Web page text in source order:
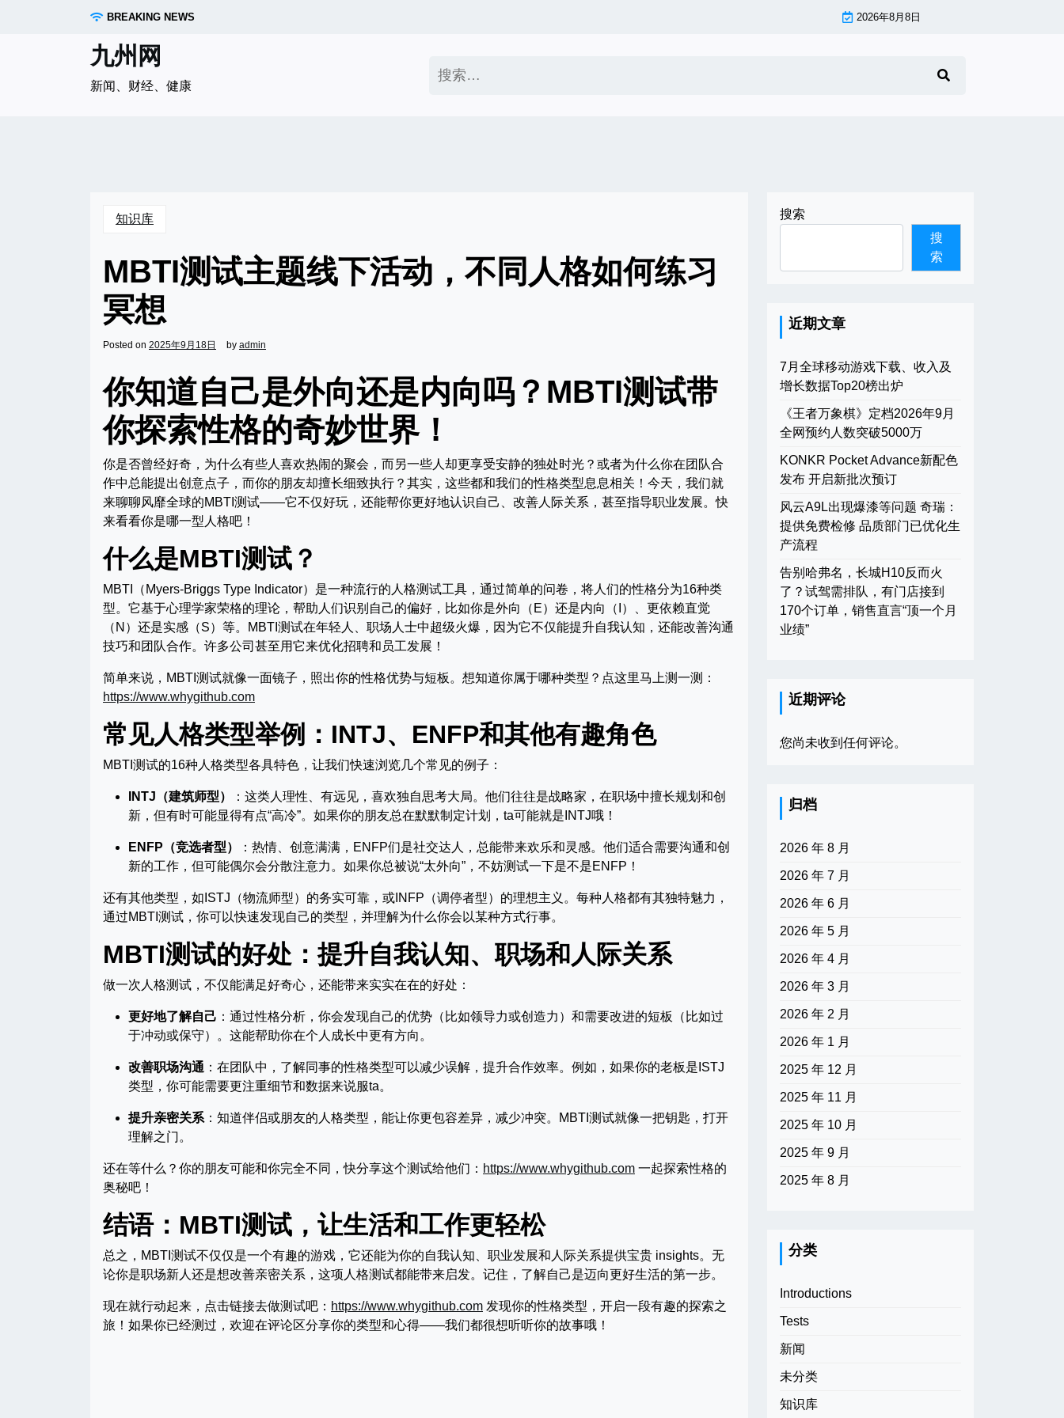
BREAKING NEWS 2026年8月8日
九州网
新闻、财经、健康
索：
知识库
MBTI测试主题线下活动，不同人格如何练习
冥想
Posted on 2025年9月18日 by admin
你知道自己是外向还是内向吗？MBTI测试带
你探索性格的奇妙世界！
你是否曾经好奇，为什么有些人喜欢热闹的聚会，而另一些人却更享受安静的独处时光？或者为什么你在团队合
作中总能提出创意点子，而你的朋友却擅长细致执行？其实，这些都和我们的性格类型息息相关！今天，我们就
来聊聊风靡全球的MBTI测试——它不仅好玩，还能帮你更好地认识自己、改善人际关系，甚至指导职业发展。快
来看看你是哪一型人格吧！
什么是MBTI测试？
MBTI（Myers-Briggs Type Indicator）是一种流行的人格测试工具，通过简单的问卷，将人们的性格分为16种类
型。它基于心理学家荣格的理论，帮助人们识别自己的偏好，比如你是外向（E）还是内向（I）、更依赖直觉
（N）还是实感（S）等。MBTI测试在年轻人、职场人士中超级火爆，因为它不仅能提升自我认知，还能改善沟通
技巧和团队合作。许多公司甚至用它来优化招聘和员工发展！
简单来说，MBTI测试就像一面镜子，照出你的性格优势与短板。想知道你属于哪种类型？点这里马上测一测：
https://www.whygithub.com
常见人格类型举例：INTJ、ENFP和其他有趣角色
MBTI测试的16种人格类型各具特色，让我们快速浏览几个常见的例子：
INTJ（建筑师型）
：这类人理性、有远见，喜欢独自思考大局。他们往往是战略家，在职场中擅长规划和创
新，但有时可能显得有点“高冷”。如果你的朋友总在默默制定计划，ta可能就是INTJ哦！
ENFP（竞选者型）
：热情、创意满满，ENFP们是社交达人，总能带来欢乐和灵感。他们适合需要沟通和创
新的工作，但可能偶尔会分散注意力。如果你总被说“太外向”，不妨测试一下是不是ENFP！
还有其他类型，如ISTJ（物流师型）的务实可靠，或INFP（调停者型）的理想主义。每种人格都有其独特魅力，
通过MBTI测试，你可以快速发现自己的类型，并理解为什么你会以某种方式行事。
MBTI测试的好处：提升自我认知、职场和人际关系
做一次人格测试，不仅能满足好奇心，还能带来实实在在的好处：
更好地了解自己 ：通过性格分析，你会发现自己的优势（比如领导力或创造力）和需要改进的短板（比如过
于冲动或保守）。这能帮助你在个人成长中更有方向。
改善职场沟通 ：在团队中，了解同事的性格类型可以减少误解，提升合作效率。例如，如果你的老板是ISTJ
类型，你可能需要更注重细节和数据来说服ta。
提升亲密关系 ：知道伴侣或朋友的人格类型，能让你更包容差异，减少冲突。MBTI测试就像一把钥匙，打开
理解之门。
还在等什么？你的朋友可能和你完全不同，快分享这个测试给他们： https://www.whygithub.com 一起探索性格的
奥秘吧！
结语：MBTI测试，让生活和工作更轻松
总之，MBTI测试不仅仅是一个有趣的游戏，它还能为你的自我认知、职业发展和人际关系提供宝贵 insights。无
论你是职场新人还是想改善亲密关系，这项人格测试都能带来启发。记住，了解自己是迈向更好生活的第一步。
现在就行动起来，点击链接去做测试吧： https://www.whygithub.com 发现你的性格类型，开启一段有趣的探索之
旅！如果你已经测过，欢迎在评论区分享你的类型和心得——我们都很想听听你的故事哦！
搜索
搜
索
近期文章
7月全球移动游戏下载、收入及
增长数据Top20榜出炉
《王者万象棋》定档2026年9月
全网预约人数突破5000万
KONKR Pocket Advance新配色
发布 开启新批次预订
风云A9L出现爆漆等问题 奇瑞：
提供免费检修 品质部门已优化生
产流程
告别哈弗名，长城H10反而火
了？试驾需排队，有门店接到
170个订单，销售直言“顶一个月
业绩”
近期评论
您尚未收到任何评论。
归档
2026 年 8 月
2026 年 7 月
2026 年 6 月
2026 年 5 月
2026 年 4 月
2026 年 3 月
2026 年 2 月
2026 年 1 月
2025 年 12 月
2025 年 11 月
2025 年 10 月
2025 年 9 月
2025 年 8 月
分类
Introductions
Tests
新闻
未分类
知识库